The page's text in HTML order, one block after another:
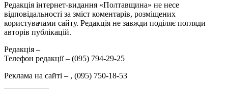
Редакція інтернет-видання «Полтавщина» не несе
відповідальності за зміст коментарів, розміщених
користувачами сайту. Редакція не завжди поділяє погляди
авторів публікацій.
Редакція –
Телефон редакції – (095) 794-29-25
Реклама на сайті – , (095) 750-18-53